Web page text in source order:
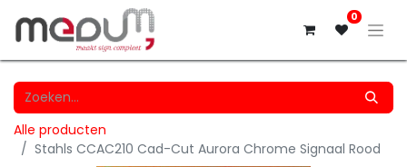
0
Alle producten
Stahls CCAC210 Cad-Cut Aurora Chrome Signaal Rood